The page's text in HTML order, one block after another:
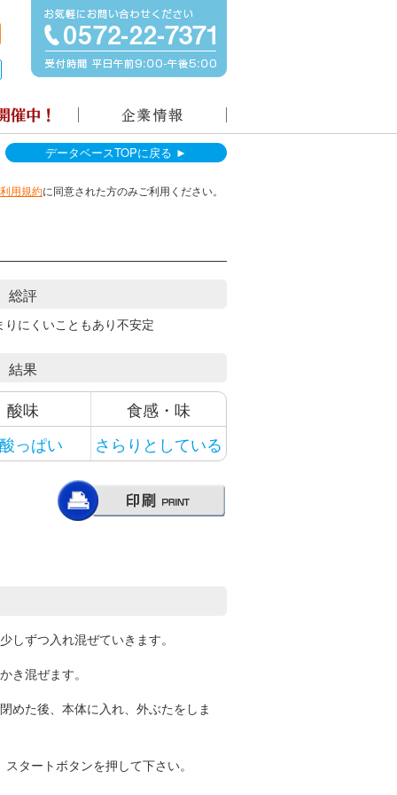
データベースTOPに戻る ►
用規約に同意された方のみご利用ください。
総評
にくいこともあり不安定
結果
酸味
食感・味
っぱい
さらりとしている
ずつ入れ混ぜていきます。
き混ぜます。
めた後、本体に入れ、外ぶたをしま
タートボタンを押して下さい。